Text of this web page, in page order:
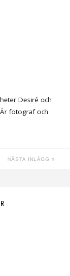
Desiré och
fotograf och
NÄSTA INLÄGG